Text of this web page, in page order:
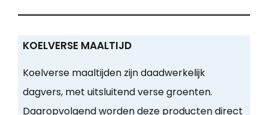
KOELVERSE MAALTIJD
Koelverse maaltijden zijn daadwerkelijk
dagvers, met uitsluitend verse groenten.
Daaropvolgend worden deze producten direct